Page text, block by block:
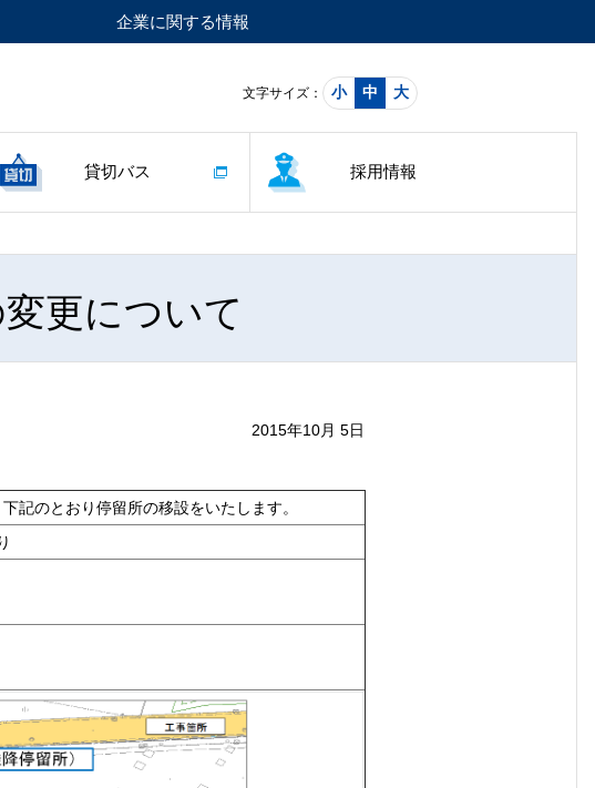
企業に関する情報
文字サイズ： 小 中 大
貸切バス 採用情報
更について
2015年10月 5日
記のとおり停留所の移設をいたします。